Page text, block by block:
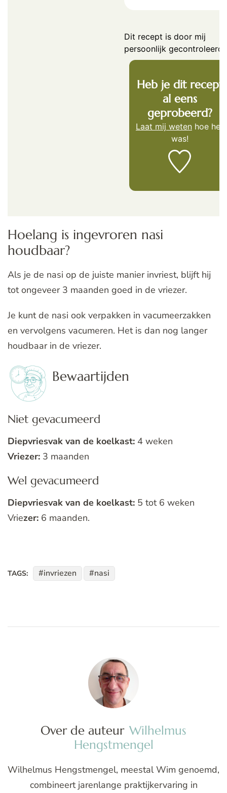
Dit recept is door mij
persoonlijk gecontroleerd.
Heb je dit recept
al eens
geprobeerd?
Laat mij weten hoe het
was!
Hoelang is ingevroren nasi
houdbaar?
Als je de nasi op de juiste manier invriest, blijft hij
tot ongeveer 3 maanden goed in de vriezer.
Je kunt de nasi ook verpakken in vacumeerzakken
en vervolgens vacumeren. Het is dan nog langer
houdbaar in de vriezer.
Bewaartijden
Niet gevacumeerd
Diepvriesvak van de koelkast: 4 weken
Vriezer: 3 maanden
Wel gevacumeerd
Diepvriesvak van de koelkast: 5 tot 6 weken
Vriezer: 6 maanden.
TAGS: invriezen nasi
Over de auteur Wilhelmus
Hengstmengel
Wilhelmus Hengstmengel, meestal Wim genoemd,
combineert jarenlange praktijkervaring in